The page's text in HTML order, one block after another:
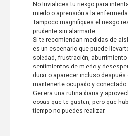
No trivialices tu riesgo para
miedo o aprensión a la
Tampoco magnifiques el riesgo
prudente sin alarmarte.
Si te recomiendan medidas de
es un escenario que puede
soledad, frustración,
sentimientos de miedo y
durar o aparecer incluso después
mantenerte ocupado y
Genera una rutina diaria y
cosas que te gustan, pero que
tiempo no puedes realizar.